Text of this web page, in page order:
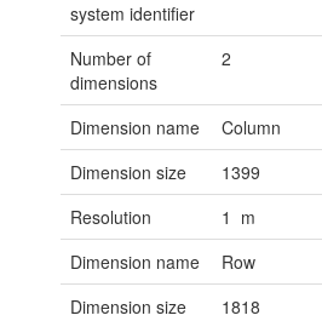
system identifier
Number of
dimensions
2
Dimension name
Column
Dimension size
1399
Resolution
1 m
Dimension name
Row
Dimension size
1818